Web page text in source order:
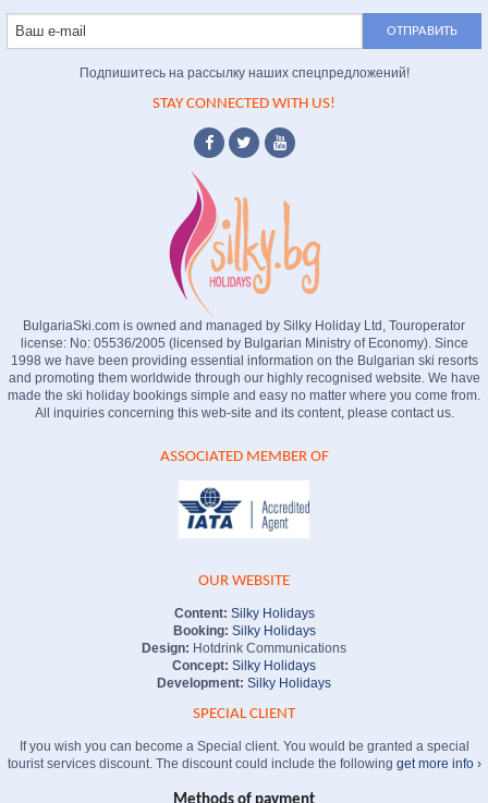
Подпишитесь на рассылку наших спецпредложений!
STAY CONNECTED WITH US!
BulgariaSki.com is owned and managed by Silky Holiday Ltd, Touroperator
license: No: 05536/2005 (licensed by Bulgarian Ministry of Economy). Since
1998 we have been providing essential information on the Bulgarian ski resorts
and promoting them worldwide through our highly recognised website. We have
made the ski holiday bookings simple and easy no matter where you come from.
All inquiries concerning this web-site and its content, please contact us.
ASSOCIATED MEMBER OF
OUR WEBSITE
Content: Silky Holidays
Booking: Silky Holidays
Design: Hotdrink Communications
Concept: Silky Holidays
Development: Silky Holidays
SPECIAL CLIENT
If you wish you can become a Special client. You would be granted a special
tourist services discount. The discount could include the following get more info ›